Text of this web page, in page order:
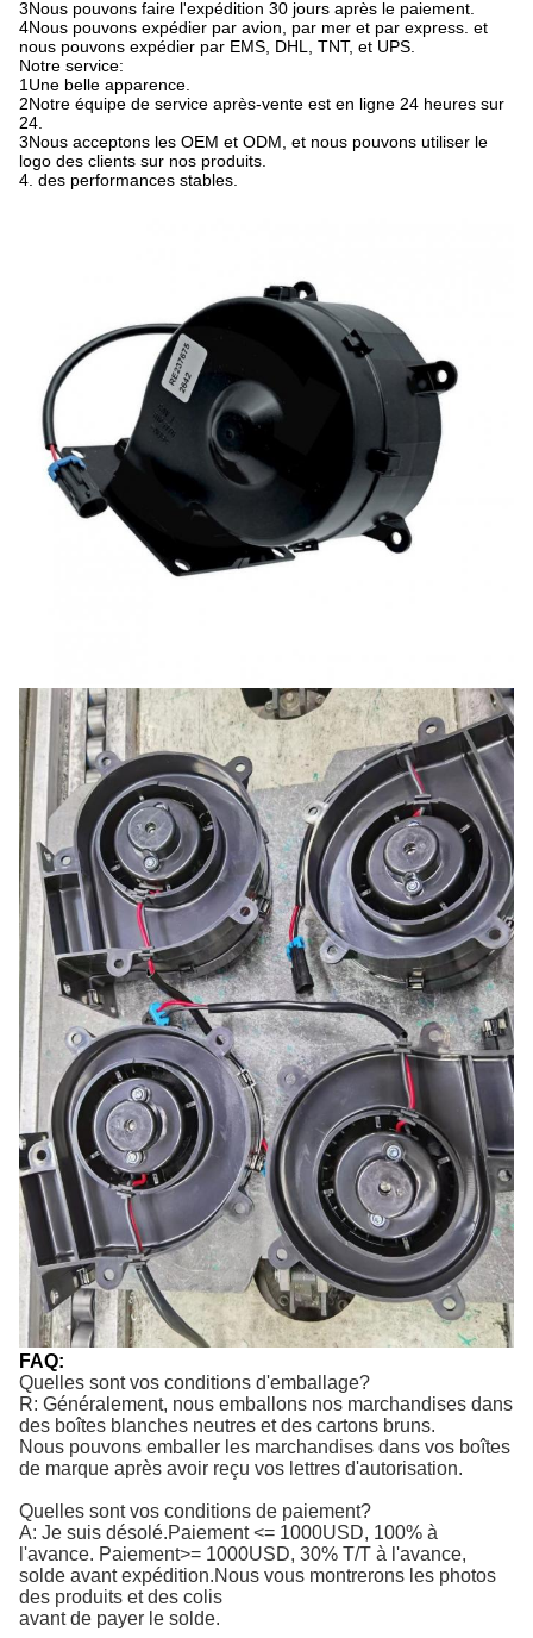
3Nous pouvons faire l'expédition 30 jours après le paiement.
4Nous pouvons expédier par avion, par mer et par express. et
nous pouvons expédier par EMS, DHL, TNT, et UPS.
Notre service:
1Une belle apparence.
2Notre équipe de service après-vente est en ligne 24 heures sur
24.
3Nous acceptons les OEM et ODM, et nous pouvons utiliser le
logo des clients sur nos produits.
4. des performances stables.
FAQ:
Quelles sont vos conditions d'emballage?
R: Généralement, nous emballons nos marchandises dans
des boîtes blanches neutres et des cartons bruns.
Nous pouvons emballer les marchandises dans vos boîtes
de marque après avoir reçu vos lettres d'autorisation.
Quelles sont vos conditions de paiement?
A: Je suis désolé.Paiement <= 1000USD, 100% à
l'avance. Paiement>= 1000USD, 30% T/T à l'avance,
solde avant expédition.Nous vous montrerons les photos
des produits et des colis
avant de payer le solde.